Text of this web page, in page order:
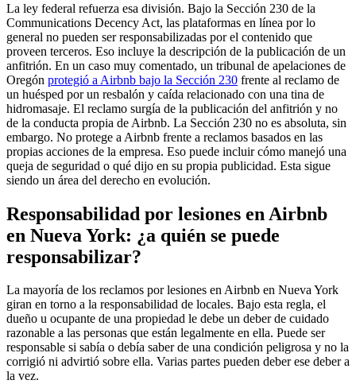
La ley federal refuerza esa división. Bajo la Sección 230 de la
Communications Decency Act, las plataformas en línea por lo
general no pueden ser responsabilizadas por el contenido que
proveen terceros. Eso incluye la descripción de la publicación de un
anfitrión. En un caso muy comentado, un tribunal de apelaciones de
Oregón protegió a Airbnb bajo la Sección 230 frente al reclamo de
un huésped por un resbalón y caída relacionado con una tina de
hidromasaje. El reclamo surgía de la publicación del anfitrión y no
de la conducta propia de Airbnb. La Sección 230 no es absoluta, sin
embargo. No protege a Airbnb frente a reclamos basados en las
propias acciones de la empresa. Eso puede incluir cómo manejó una
queja de seguridad o qué dijo en su propia publicidad. Esta sigue
siendo un área del derecho en evolución.
Responsabilidad por lesiones en Airbnb
en Nueva York: ¿a quién se puede
responsabilizar?
La mayoría de los reclamos por lesiones en Airbnb en Nueva York
giran en torno a la responsabilidad de locales. Bajo esta regla, el
dueño u ocupante de una propiedad le debe un deber de cuidado
razonable a las personas que están legalmente en ella. Puede ser
responsable si sabía o debía saber de una condición peligrosa y no la
corrigió ni advirtió sobre ella. Varias partes pueden deber ese deber a
la vez.